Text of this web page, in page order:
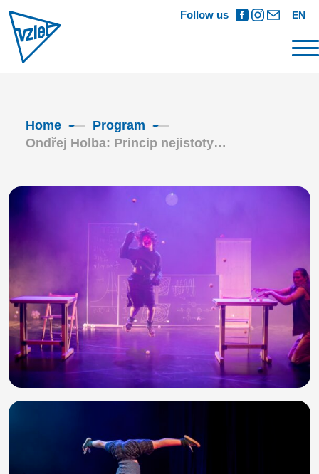
Follow us EN
Home
Program
Ondřej Holba: Princip nejistoty…